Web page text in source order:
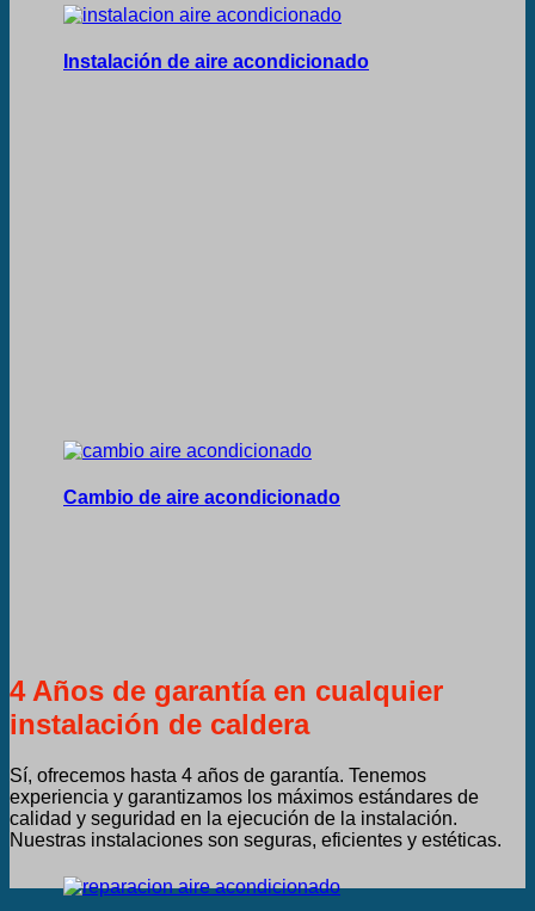
Instalación de aire acondicionado
Cambio de aire acondicionado
4 Años de garantía en cualquier
instalación de caldera
Sí, ofrecemos hasta 4 años de garantía. Tenemos
experiencia y garantizamos los máximos estándares de
calidad y seguridad en la ejecución de la instalación.
Nuestras instalaciones son seguras, eficientes y estéticas.